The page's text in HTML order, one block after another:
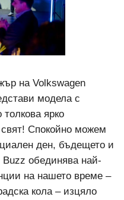
на Volkswagen
модела с
ярко
Спокойно можем
ден, бъдещето и
обединява най-
на нашето време –
кола – изцяло